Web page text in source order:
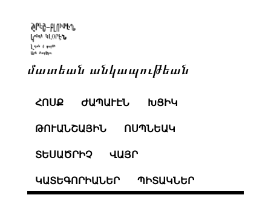
մատեան անկապութեան
ՀՈՍՔ ԺԱՊԱՒԷՆ ԽՑԻԿ
ԹՈՒԱՆՇԱՅԻՆ ՈՍՊՆԵԱԿ
ՏԵՍԱԾՐԻՉ ՎԱՅՐ
ԿԱՏԵԳՈՐԻԱՆԵՐ ՊԻՏԱԿՆԵՐ